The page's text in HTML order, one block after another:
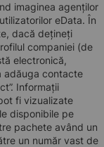
imaginea agenților
eData. În
dacă dețineți
companiei (de
electronică,
adăuga contacte
Informații
fi vizualizate
disponibile pe
pachete având un
un număr vast de